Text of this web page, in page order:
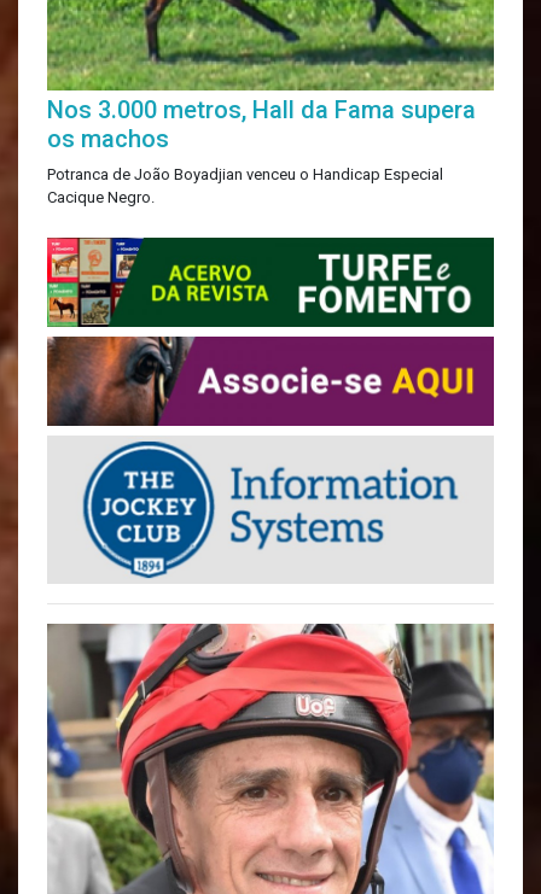
Nos 3.000 metros, Hall da Fama supera
os machos
Potranca de João Boyadjian venceu o Handicap Especial
Cacique Negro.